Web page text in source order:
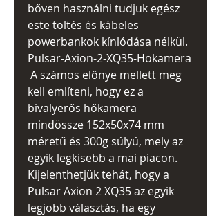
bőven használni tudjuk egész
este töltés és kábeles
powerbankok kínlódása nélkül.
Pulsar-Axion-2-XQ35-Hokamera
A számos előnye mellett meg
kell említeni, hogy ez a
bivalyerős hőkamera
mindössze 152x50x74 mm
méretű és 300g súlyú, mely az
egyik legkisebb a mai piacon.
Kijelenthetjük tehát, hogy a
Pulsar Axion 2 XQ35 az egyik
legjobb választás, ha egy